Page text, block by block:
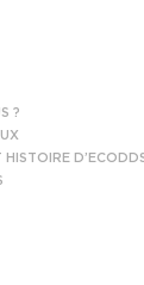
?
HISTOIRE